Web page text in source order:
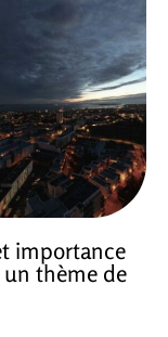
importance
thème de